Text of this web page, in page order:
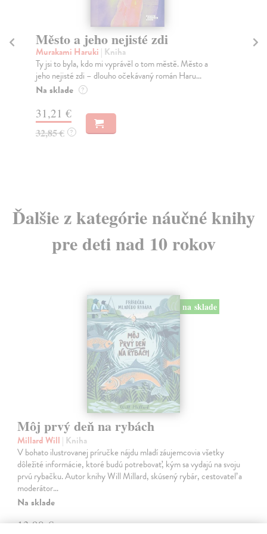
Město a jeho nejisté zdi
Murakami Haruki | Kniha
Ty jsi to byla, kdo mi vyprávěl o tom městě. Město a
jeho nejisté zdi – dlouho očekávaný román Haru...
Na sklade ?
31,21 €
32,85 € ?
Ďalšie z kategórie náučné knihy
pre deti nad 10 rokov
na sklade
Môj prvý deň na rybách
Millard Will | Kniha
V bohato ilustrovanej príručke nájdu mladí záujemcovia všetky
dôležité informácie, ktoré budú potrebovať, kým sa vydajú na svoju
prvú rybačku. Autor knihy Will Millard, skúsený rybár, cestovateľ a
moderátor…
Na sklade
13,90 €